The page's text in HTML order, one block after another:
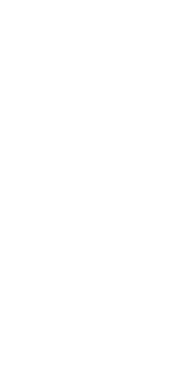
tout
UN BUDGET
de
peuvent être
une
décider si